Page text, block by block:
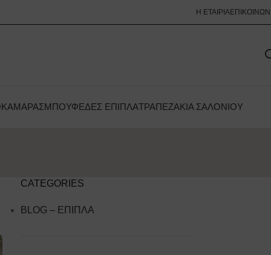
Η ΕΤΑΙΡΊΑ
ΜΠΟΥΦΈΔΕΣ ΈΠΙΠΛΑΤΡΑΠΕΖΆΚΙΑ ΣΑΛΟΝΙΟΎ
CATEGORIES
BLOG – ΕΠΙΠΛΑ